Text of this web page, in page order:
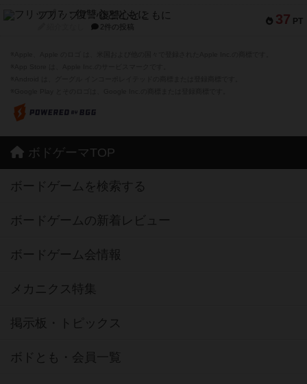
37 PT
フリップ７：復讐心とともに
2件の投稿
ボドゲーマTOP
ボードゲームを検索する
ボードゲームの新着レビュー
ボードゲーム会情報
メカニクス特集
掲示板・トピックス
ボドとも・会員一覧